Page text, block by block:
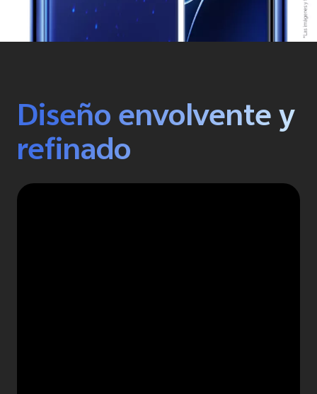
Diseño envolvente y
refinado